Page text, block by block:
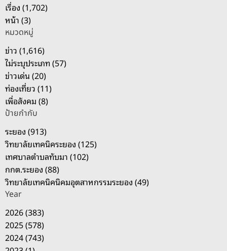
สำ
ห
รั
บ
:
เรื่อง (1,702)
หน้า (3)
หมวดหมู่
ข่าว (1,616)
ไม่ระบุประเภท (57)
ข่าวเด่น (20)
ท่องเที่ยว (11)
เพื่อสังคม (8)
ป้ายกำกับ
ระยอง (913)
วิทยาลัยเทคนิคระยอง (125)
เทศบาลตำบลทับมา (102)
กกต.ระยอง (88)
วิทยาลัยเทคนิคนิคมอุตสาหกรรมระยอง (49)
Year
2026 (383)
2025 (578)
2024 (743)